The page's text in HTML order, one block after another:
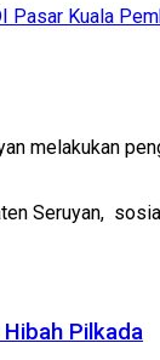
Pasar Kuala
melakukan
Seruyan,
Pilkada